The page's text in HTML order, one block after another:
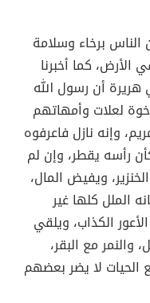
برخاء وسلامة
الأرض، كما أخبرنا
أن رسول الله
لعلات وأمهاتهم
وإنه نازل فاعرفوه
رأسه يقطر، وإن لم
ويفيض المال،
الملل كلها غير
الكذاب، ويلقي
والنمر مع البقر،
الحيات لا يضر بعضهم